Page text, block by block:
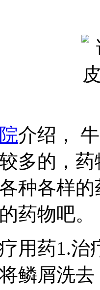
介绍，
多的，
种各样
药物吧。
用药1.治
鳞屑洗